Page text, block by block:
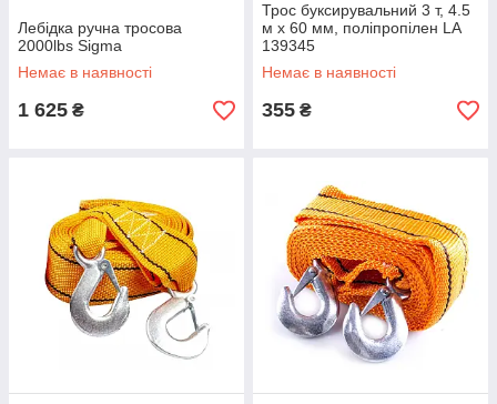
Лебідка ручна тросова
2000lbs Sigma
Немає в наявності
1 625 ₴
Трос буксирувальний 3 т, 4.5
м х 60 мм, поліпропілен LA
139345
Немає в наявності
355 ₴